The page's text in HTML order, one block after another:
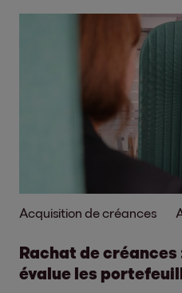
Acquisition de créances
Rachat de créances
évalue les